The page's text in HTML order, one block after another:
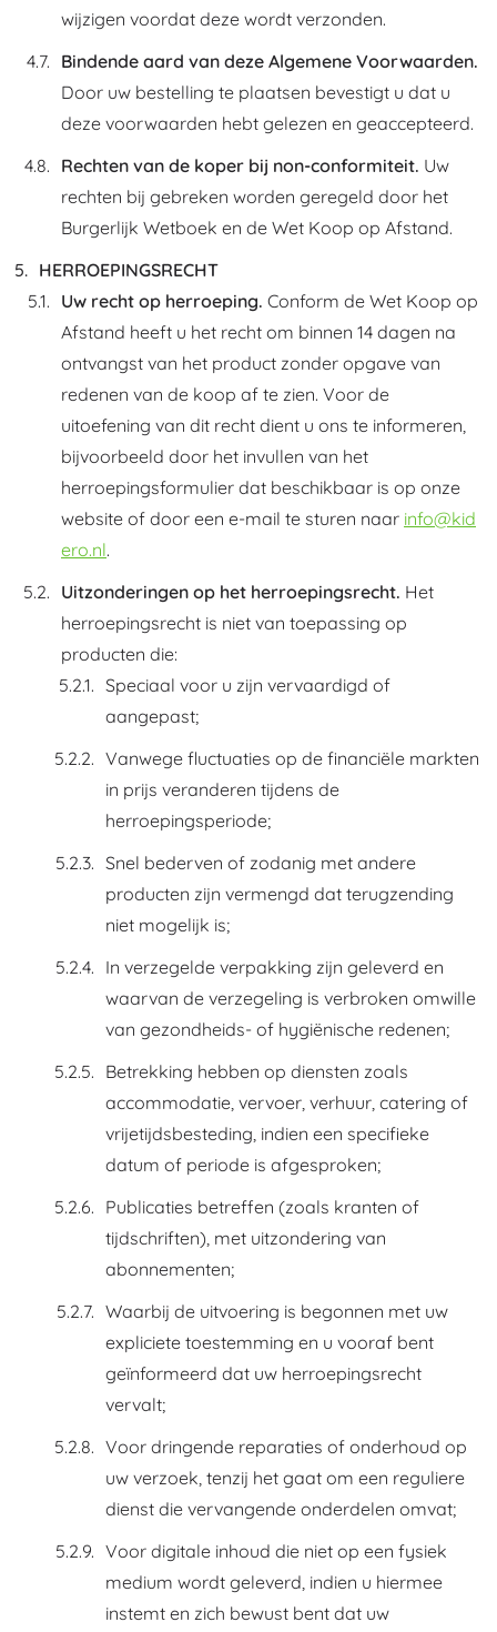
wijzigen voordat deze wordt verzonden.
Bindende aard van deze Algemene Voorwaarden.
Door uw bestelling te plaatsen bevestigt u dat u
deze voorwaarden hebt gelezen en geaccepteerd.
Rechten van de koper bij non-conformiteit. Uw
rechten bij gebreken worden geregeld door het
Burgerlijk Wetboek en de Wet Koop op Afstand.
HERROEPINGSRECHT
Uw recht op herroeping. Conform de Wet Koop op
Afstand heeft u het recht om binnen 14 dagen na
ontvangst van het product zonder opgave van
redenen van de koop af te zien. Voor de
uitoefening van dit recht dient u ons te informeren,
bijvoorbeeld door het invullen van het
herroepingsformulier dat beschikbaar is op onze
website of door een e-mail te sturen naar info@kid
ero.nl.
Uitzonderingen op het herroepingsrecht. Het
herroepingsrecht is niet van toepassing op
producten die:
Speciaal voor u zijn vervaardigd of
aangepast;
Vanwege fluctuaties op de financiële markten
in prijs veranderen tijdens de
herroepingsperiode;
Snel bederven of zodanig met andere
producten zijn vermengd dat terugzending
niet mogelijk is;
In verzegelde verpakking zijn geleverd en
waarvan de verzegeling is verbroken omwille
van gezondheids- of hygiënische redenen;
Betrekking hebben op diensten zoals
accommodatie, vervoer, verhuur, catering of
vrijetijdsbesteding, indien een specifieke
datum of periode is afgesproken;
Publicaties betreffen (zoals kranten of
tijdschriften), met uitzondering van
abonnementen;
Waarbij de uitvoering is begonnen met uw
expliciete toestemming en u vooraf bent
geïnformeerd dat uw herroepingsrecht
vervalt;
Voor dringende reparaties of onderhoud op
uw verzoek, tenzij het gaat om een reguliere
dienst die vervangende onderdelen omvat;
Voor digitale inhoud die niet op een fysiek
medium wordt geleverd, indien u hiermee
instemt en zich bewust bent dat uw